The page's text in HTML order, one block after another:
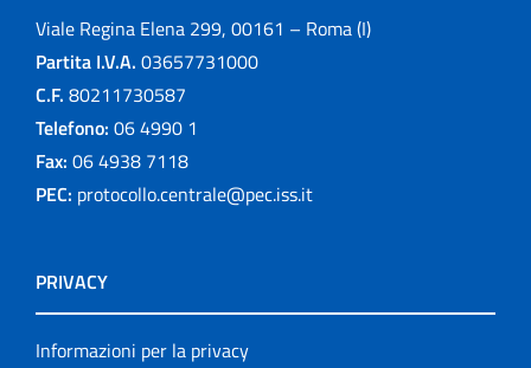
Viale Regina Elena 299, 00161 – Roma (I)
Partita I.V.A. 03657731000
C.F. 80211730587
Telefono: 06 4990 1
Fax: 06 4938 7118
PEC: protocollo.centrale@pec.iss.it
PRIVACY
Informazioni per la privacy